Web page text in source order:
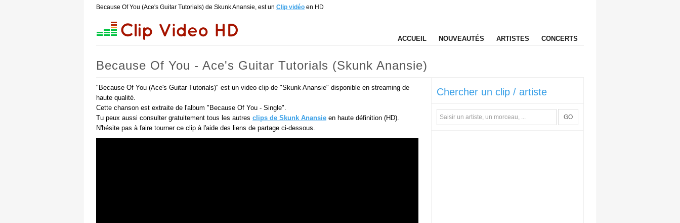
Because Of You (Ace's Guitar Tutorials) de Skunk Anansie, est un Clip vidéo en HD
ACCUEIL NOUVEAUTÉS ARTISTES CONCERTS
Because Of You - Ace's Guitar Tutorials (Skunk Anansie)
"Because Of You (Ace's Guitar Tutorials)" est un video clip de "Skunk Anansie" disponible en streaming de
haute qualité.
Cette chanson est extraite de l'album "Because Of You - Single".
Tu peux aussi consulter gratuitement tous les autres clips de Skunk Anansie en haute définition (HD).
N'hésite pas à faire tourner ce clip à l'aide des liens de partage ci-dessous.
Chercher un clip / artiste
GO